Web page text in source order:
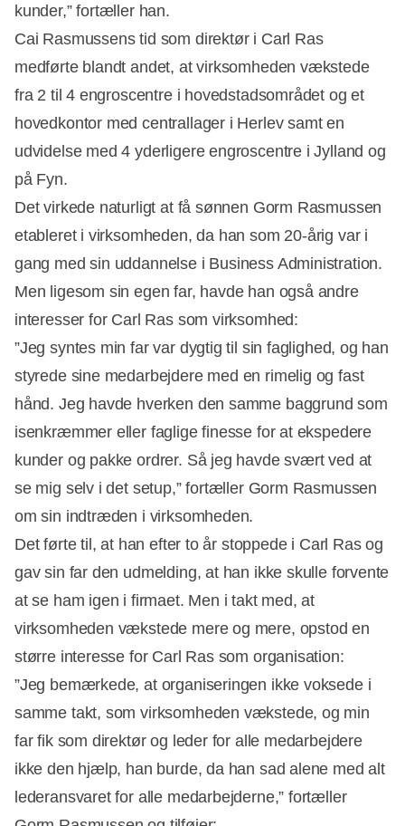
kunder,” fortæller han.
Cai Rasmussens tid som direktør i Carl Ras
medførte blandt andet, at virksomheden vækstede
fra 2 til 4 engroscentre i hovedstadsområdet og et
hovedkontor med centrallager i Herlev samt en
udvidelse med 4 yderligere engroscentre i Jylland og
på Fyn.
Det virkede naturligt at få sønnen Gorm Rasmussen
etableret i virksomheden, da han som 20-årig var i
gang med sin uddannelse i Business Administration.
Men ligesom sin egen far, havde han også andre
interesser for Carl Ras som virksomhed:
”Jeg syntes min far var dygtig til sin faglighed, og han
styrede sine medarbejdere med en rimelig og fast
hånd. Jeg havde hverken den samme baggrund som
isenkræmmer eller faglige finesse for at ekspedere
kunder og pakke ordrer. Så jeg havde svært ved at
se mig selv i det setup,” fortæller Gorm Rasmussen
om sin indtræden i virksomheden.
Det førte til, at han efter to år stoppede i Carl Ras og
gav sin far den udmelding, at han ikke skulle forvente
at se ham igen i firmaet. Men i takt med, at
virksomheden vækstede mere og mere, opstod en
større interesse for Carl Ras som organisation:
”Jeg bemærkede, at organiseringen ikke voksede i
samme takt, som virksomheden vækstede, og min
far fik som direktør og leder for alle medarbejdere
ikke den hjælp, han burde, da han sad alene med alt
lederansvaret for alle medarbejderne,” fortæller